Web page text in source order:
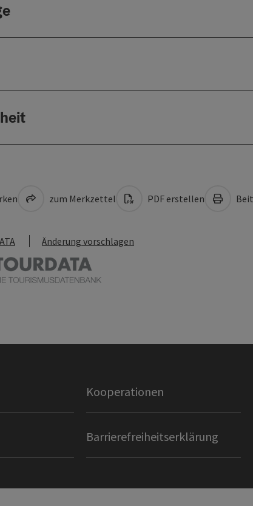
zum Merkzettel PDF erstellen
Änderung vorschlagen
Kooperationen
Barrierefreiheitserklärung